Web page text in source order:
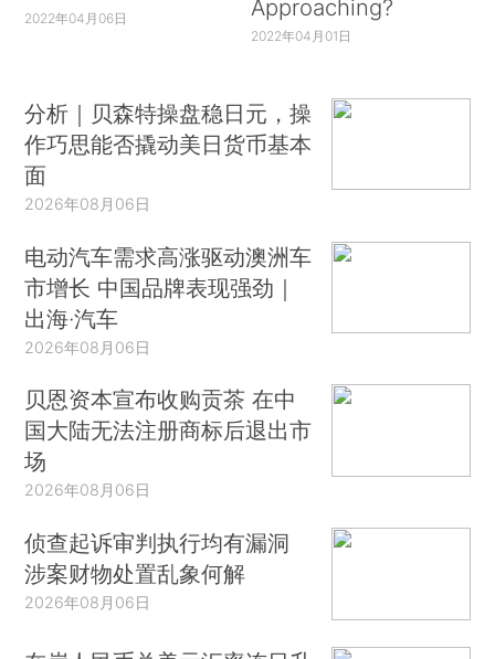
2022年04月06日
Approaching?
2022年04月01日
分析｜贝森特操盘稳日元，操
作巧思能否撬动美日货币基本
面
2026年08月06日
电动汽车需求高涨驱动澳洲车
市增长 中国品牌表现强劲｜
出海·汽车
2026年08月06日
贝恩资本宣布收购贡茶 在中
国大陆无法注册商标后退出市
场
2026年08月06日
侦查起诉审判执行均有漏洞
涉案财物处置乱象何解
2026年08月06日